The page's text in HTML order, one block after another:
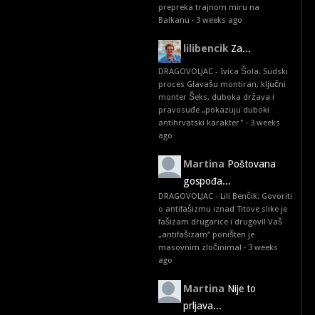
prepreka trajnom miru na
Balkanu · 3 weeks ago
lilibencik Za...
DRAGOVOLJAC - Ivica Šola: Sudski
proces Glavašu montiran, ključni
monter Šeks, duboka država i
pravosuđe „pokazuju duboki
antihrvatski karakter" · 3 weeks
ago
Martina Poštovana
gospođa...
DRAGOVOLJAC - Lili Benčik: Govoriti
o antifašizmu iznad Titove slike je
fašizam drugarice i drugovi! Vaš
„antifašizam“ poništen je
masovnim zločinima! · 3 weeks
ago
Martina Nije to
prljava...